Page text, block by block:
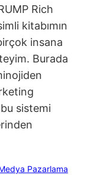
Rich
kitabımın
insana
Burada
sistemi
Pazarlama